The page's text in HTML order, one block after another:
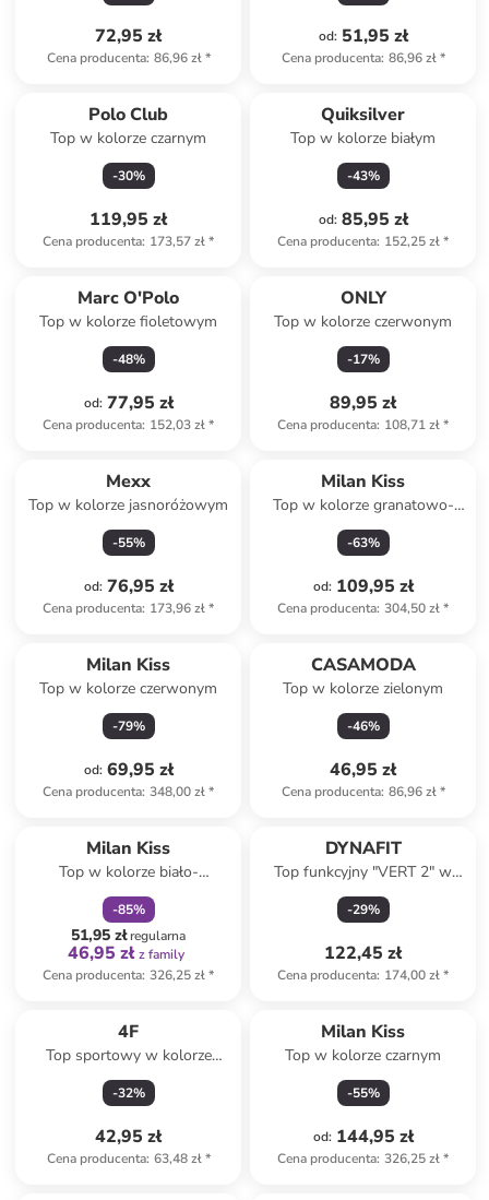
72,95 zł
Cena producenta: 86,96 zł*
od: 51,95 zł
Cena producenta: 86,96 zł*
Polo Club
Top w kolorze czarnym
-30%
119,95 zł
Cena producenta: 173,57 zł*
Quiksilver
Top w kolorze białym
-43%
od: 85,95 zł
Cena producenta: 152,25 zł*
Marc O'Polo
Top w kolorze fioletowym
-48%
od: 77,95 zł
Cena producenta: 152,03 zł*
ONLY
Top w kolorze czerwonym
-17%
89,95 zł
Cena producenta: 108,71 zł*
Mexx
Top w kolorze jasnoróżowym
-55%
od: 76,95 zł
Cena producenta: 173,96 zł*
Milan Kiss
Top w kolorze granatowo-
czerwonym
-63%
od: 109,95 zł
Cena producenta: 304,50 zł*
Milan Kiss
Top w kolorze czerwonym
-79%
od: 69,95 zł
Cena producenta: 348,00 zł*
CASAMODA
Top w kolorze zielonym
-46%
46,95 zł
Cena producenta: 86,96 zł*
Milan Kiss
Top w kolorze biało-
niebieskim
-85%
51,95 złregularna
46,95 zł z family
Cena producenta: 326,25 zł*
DYNAFIT
Top funkcyjny "VERT 2" w
kolorze żółtym
-29%
122,45 zł
Cena producenta: 174,00 zł*
4F
Top sportowy w kolorze
czarnym
-32%
42,95 zł
Cena producenta: 63,48 zł*
Milan Kiss
Top w kolorze czarnym
-55%
od: 144,95 zł
Cena producenta: 326,25 zł*